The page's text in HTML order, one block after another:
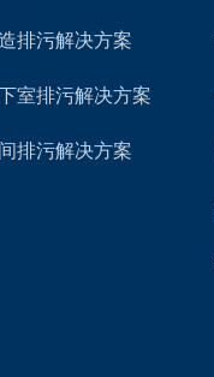
排污解决方案
室排污解决方案
排污解决方案